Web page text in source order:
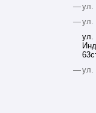
—ул.
—ул.
ул.
—ул.